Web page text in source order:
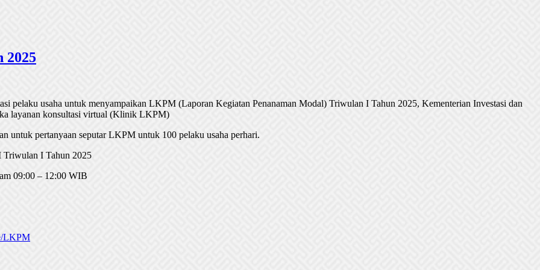
pelaku usaha untuk menyampaikan LKPM (Laporan Kegiatan Penanaman Modal) Triwulan I Tahun 2025, Kementerian Investasi dan
layanan konsultasi virtual (Klinik LKPM)
untuk pertanyaan seputar LKPM untuk 100 pelaku usaha perhari.
I Tahun 2025
09:00 – 12:00 WIB
LKPM